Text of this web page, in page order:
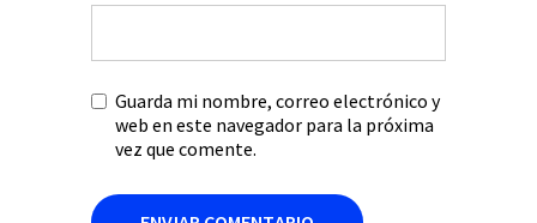
Guarda mi nombre, correo electrónico y
web en este navegador para la próxima
vez que comente.